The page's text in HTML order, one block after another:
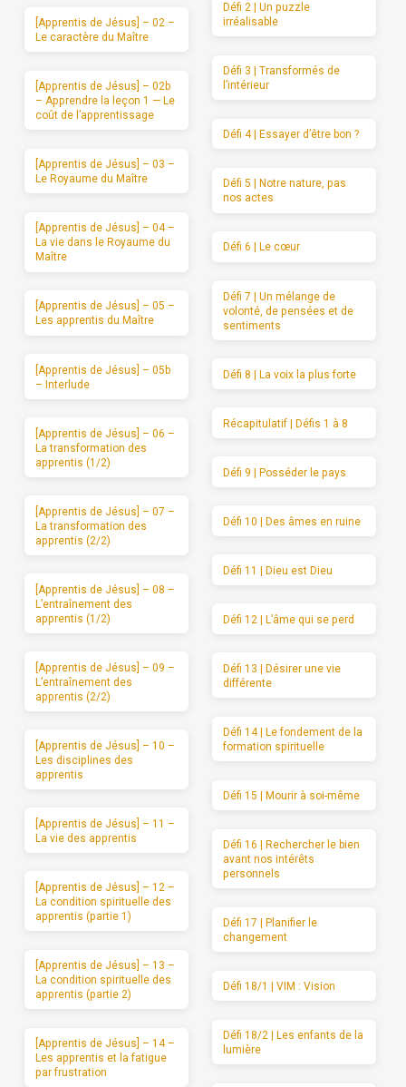
[Apprentis de Jésus] – 02 –
Le caractère du Maître
[Apprentis de Jésus] – 02b
– Apprendre la leçon 1 — Le
coût de l’apprentissage
[Apprentis de Jésus] – 03 –
Le Royaume du Maître
[Apprentis de Jésus] – 04 –
La vie dans le Royaume du
Maître
[Apprentis de Jésus] – 05 –
Les apprentis du Maître
[Apprentis de Jésus] – 05b
– Interlude
[Apprentis de Jésus] – 06 –
La transformation des
apprentis (1/2)
[Apprentis de Jésus] – 07 –
La transformation des
apprentis (2/2)
[Apprentis de Jésus] – 08 –
L’entraînement des
apprentis (1/2)
[Apprentis de Jésus] – 09 –
L’entraînement des
apprentis (2/2)
[Apprentis de Jésus] – 10 –
Les disciplines des
apprentis
[Apprentis de Jésus] – 11 –
La vie des apprentis
[Apprentis de Jésus] – 12 –
La condition spirituelle des
apprentis (partie 1)
[Apprentis de Jésus] – 13 –
La condition spirituelle des
apprentis (partie 2)
[Apprentis de Jésus] – 14 –
Les apprentis et la fatigue
par frustration
Défi 2 | Un puzzle
irréalisable
Défi 3 | Transformés de
l’intérieur
Défi 4 | Essayer d’être bon ?
Défi 5 | Notre nature, pas
nos actes
Défi 6 | Le cœur
Défi 7 | Un mélange de
volonté, de pensées et de
sentiments
Défi 8 | La voix la plus forte
Récapitulatif | Défis 1 à 8
Défi 9 | Posséder le pays
Défi 10 | Des âmes en ruine
Défi 11 | Dieu est Dieu
Défi 12 | L’âme qui se perd
Défi 13 | Désirer une vie
différente
Défi 14 | Le fondement de la
formation spirituelle
Défi 15 | Mourir à soi-même
Défi 16 | Rechercher le bien
avant nos intérêts
personnels
Défi 17 | Planifier le
changement
Défi 18/1 | VIM : Vision
Défi 18/2 | Les enfants de la
lumière